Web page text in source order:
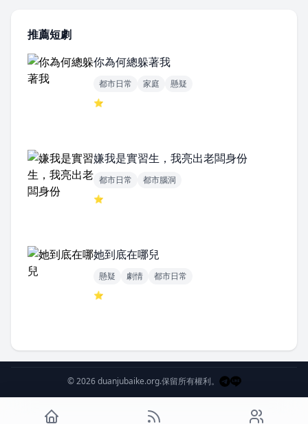
推薦短劇
你為何總躲著我
都市日常 家庭
懸疑
⭐
嫌我是實習生，我亮出老闆身份
都市日常
都市腦洞
⭐
她到底在哪兒
懸疑 劇情
都市日常
⭐
© 2026 duanjubaike.org.保留所有權利。